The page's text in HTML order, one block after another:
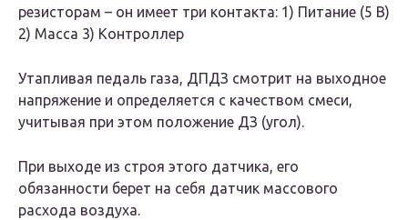
резисторам – он имеет три контакта: 1) Питание (5 В)
2) Масса 3) Контроллер
Утапливая педаль газа, ДПДЗ смотрит на выходное
напряжение и определяется с качеством смеси,
учитывая при этом положение ДЗ (угол).
При выходе из строя этого датчика, его
обязанности берет на себя датчик массового
расхода воздуха.